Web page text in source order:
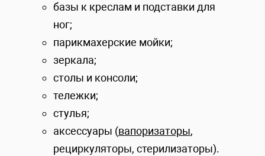
базы к креслам и подставки для
ног;
парикмахерские мойки;
зеркала;
столы и консоли;
тележки;
стулья;
аксессуары (вапоризаторы,
рециркуляторы, стерилизаторы).